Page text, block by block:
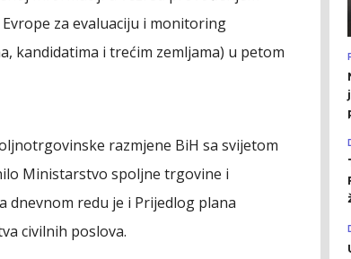
za evaluaciju i monitoring
kandidatima i trećim zemljama) u petom
razmjene BiH sa svijetom
Ministarstvo spoljne trgovine i
dnevnom redu je i Prijedlog plana
civilnih poslova.